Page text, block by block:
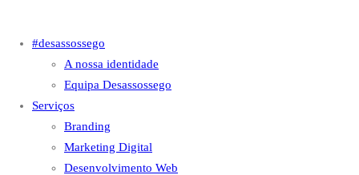
#desassossego
A nossa identidade
Equipa Desassossego
Serviços
Branding
Marketing Digital
Desenvolvimento Web